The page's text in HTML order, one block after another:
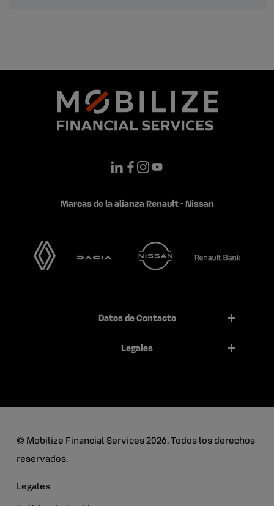
Marcas de la alianza Renault - Nissan
Datos de Contacto
Legales
© Mobilize Financial Services 2026. Todos los derechos
reservados.
Legales